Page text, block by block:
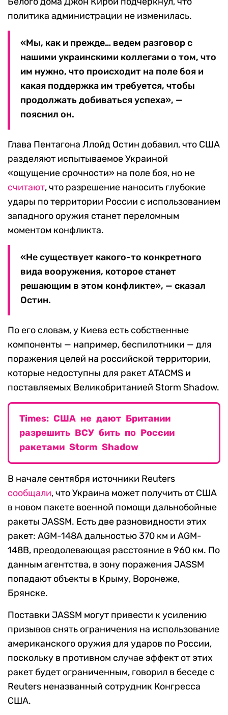
политика администрации не изменилась.
«Мы, как и прежде… ведем разговор с
нашими украинскими коллегами о том, что
им нужно, что происходит на поле боя и
какая поддержка им требуется, чтобы
продолжать добиваться успеха», —
пояснил он.
Глава Пентагона Ллойд Остин добавил, что США
разделяют испытываемое Украиной
«ощущение срочности» на поле боя, но не
считают, что разрешение наносить глубокие
удары по территории России с использованием
западного оружия станет переломным
моментом конфликта.
«Не существует какого-то конкретного
вида вооружения, которое станет
решающим в этом конфликте», — сказал
Остин.
По его словам, у Киева есть собственные
компоненты — например, беспилотники — для
поражения целей на российской территории,
которые недоступны для ракет ATACMS и
поставляемых Великобританией Storm Shadow.
Times: США не дают Британии
разрешить ВСУ бить по России
ракетами Storm Shadow
В начале сентября источники Reuters
сообщали, что Украина может получить от США
в новом пакете военной помощи дальнобойные
ракеты JASSM. Есть две разновидности этих
ракет: AGM-148A дальностью 370 км и AGM-
148B, преодолевающая расстояние в 960 км. По
данным агентства, в зону поражения JASSM
попадают объекты в Крыму, Воронеже,
Брянске.
Поставки JASSM могут привести к усилению
призывов снять ограничения на использование
американского оружия для ударов по России,
поскольку в противном случае эффект от этих
ракет будет ограниченным, говорил в беседе с
Reuters неназванный сотрудник Конгресса
США.